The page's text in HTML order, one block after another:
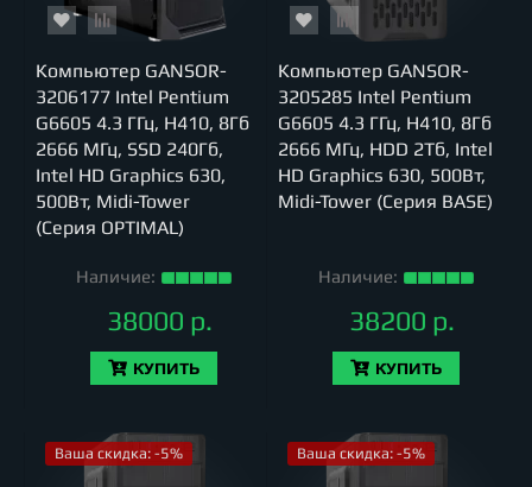
Компьютер GANSOR-
3206177 Intel Pentium
G6605 4.3 ГГц, H410, 8Гб
2666 МГц, SSD 240Гб,
Intel HD Graphics 630,
500Вт, Midi-Tower
(Серия OPTIMAL)
Наличие:
38000 р.
КУПИТЬ
Компьютер GANSOR-
3205285 Intel Pentium
G6605 4.3 ГГц, H410, 8Гб
2666 МГц, HDD 2Тб, Intel
HD Graphics 630, 500Вт,
Midi-Tower (Серия BASE)
Наличие:
38200 р.
КУПИТЬ
Ваша скидка: -5% Ваша скидка: -5%